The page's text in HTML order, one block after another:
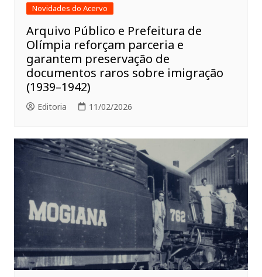
Novidades do Acervo
Arquivo Público e Prefeitura de
Olímpia reforçam parceria e
garantem preservação de
documentos raros sobre imigração
(1939–1942)
Editoria 11/02/2026